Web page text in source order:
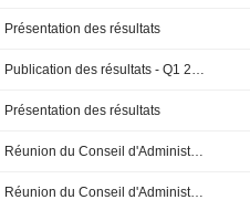
Présentation des résultats
Présentation des résultats